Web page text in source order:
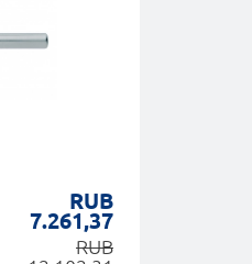
RUB
7.261,37
RUB